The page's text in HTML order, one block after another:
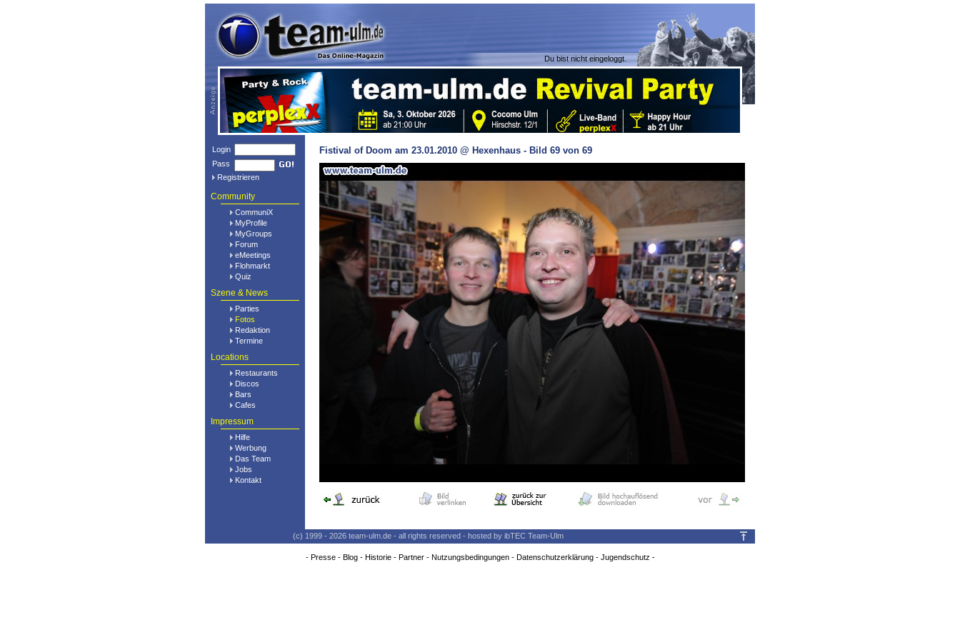
Du bist nicht eingeloggt.
Login
Pass
Registrieren
Community
CommuniX
MyProfile
MyGroups
Forum
eMeetings
Flohmarkt
Quiz
Szene & News
Parties
Fotos
Redaktion
Termine
Locations
Restaurants
Discos
Bars
Cafes
Impressum
Hilfe
Werbung
Das Team
Jobs
Kontakt
Fistival of Doom am 23.01.2010 @ Hexenhaus - Bild 69 von 69
(c) 1999 - 2026 team-ulm.de - all rights reserved - hosted by ibTEC Team-Ulm
- Presse- Blog- Historie- Partner- Nutzungsbedingungen- Datenschutzerklärung- Jugendschutz -